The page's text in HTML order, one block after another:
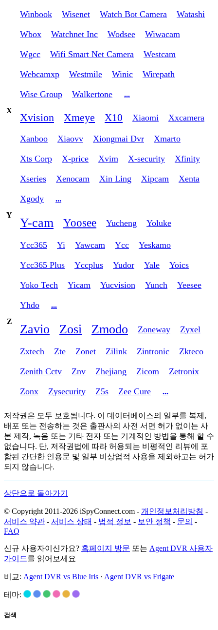
Winbook Wisenet Watch Bot Camera Watashi
Wbox Watchnet Inc Wodsee Wiwacam
Wgcc Wifi Smart Net Camera Westcam
Webcamxp Westmile Winic Wirepath
Wise Group Walkertone
...
X
Xvision Xmeye X10 Xiaomi Xxcamera
Xanboo Xiaovv Xiongmai Dvr Xmarto
Xts Corp X-price Xvim X-security Xfinity
Xseries Xenocam Xin Ling Xipcam Xenta
Xgody
...
Y
Y-cam Yoosee Yucheng Yoluke
Ycc365 Yi Yawcam Ycc Yeskamo
Ycc365 Plus Yccplus Yudor Yale Yoics
Yoko Tech Yicam Yucvision Yunch Yeesee
Yhdo
...
Z
Zavio Zosi Zmodo Zoneway Zyxel
Zxtech Zte Zonet Zilink Zintronic Zkteco
Zenith Cctv Znv Zhejiang Zicom Zetronix
Zonx Zysecurity Z5s Zee Cure ...
저작권은 모두 보호됩니다. 이 데이터베이스의 일부를 복제,
배포 또는 전송하는 것은 출판사의 사전 서면 허가 없이는 사
본 제작, 녹음 또는 기타 전자 또는 기계적인 방법을 통해 할 수
없습니다. 단, 저작권법에 따라 허용되는 비평적인 리뷰에 포
함된 간단한 인용문 및 일부 비상업적 사용을 제외하고는 허가
되지 않습니다.
상단으로 돌아가기
© Copyright 2011-2026 iSpyConnect.com - 개인정보처리방침 -
서비스 약관 - 서비스 상태 - 법적 정보 - 보안 정책 - 문의 -
FAQ
신규 사용자이신가요? 홈페이지 방문 또는 Agent DVR 사용자
가이드를 읽어보세요
비교: Agent DVR vs Blue Iris · Agent DVR vs Frigate
테마:
검색